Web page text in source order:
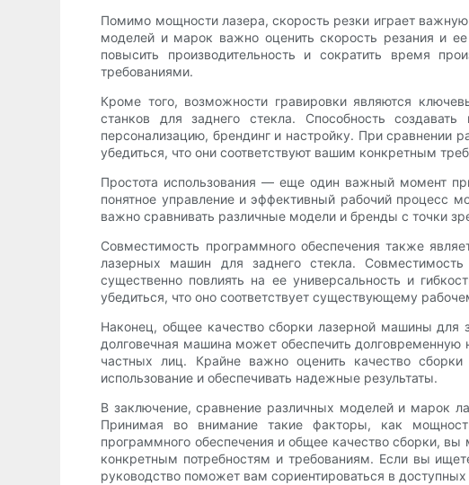
Помимо мощности лазера, скорость резки играет
моделей и марок важно оценить скорость резания и
повысить производительность и сократить время
требованиями.
Кроме того, возможности гравировки являются
станков для заднего стекла. Способность
персонализацию, брендинг и настройку. При сравнении
убедиться, что они соответствуют вашим конкретным
Простота использования — еще один важный момент
понятное управление и эффективный рабочий процесс
важно сравнивать различные модели и бренды с точки
Совместимость программного обеспечения также
лазерных машин для заднего стекла.
существенно повлиять на ее универсальность и
убедиться, что оно соответствует существующему
Наконец, общее качество сборки лазерной машины
долговечная машина может обеспечить долговременную
частных лиц. Крайне важно оценить качество
использование и обеспечивать надежные результаты.
В заключение, сравнение различных моделей и марок
Принимая во внимание такие факторы, как
программного обеспечения и общее качество сборки,
конкретным потребностям и требованиям. Если вы
руководство поможет вам сориентироваться в